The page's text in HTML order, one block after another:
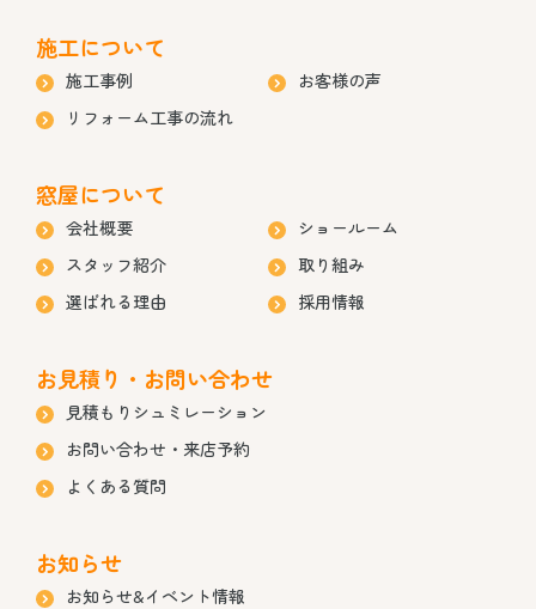
施工について
施工事例
お客様の声
リフォーム工事の流れ
窓屋について
会社概要
ショールーム
スタッフ紹介
取り組み
選ばれる理由
採用情報
お見積り・お問い合わせ
見積もりシュミレーション
お問い合わせ・来店予約
よくある質問
お知らせ
お知らせ&イベント情報